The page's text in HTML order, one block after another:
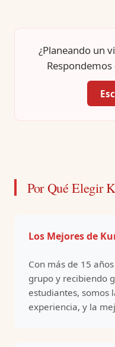
¿Planeando un
Por Qué Elegir
Los Mejores de
Con más de 15
grupo y recibiendo
estudiantes, somos
experiencia, y la